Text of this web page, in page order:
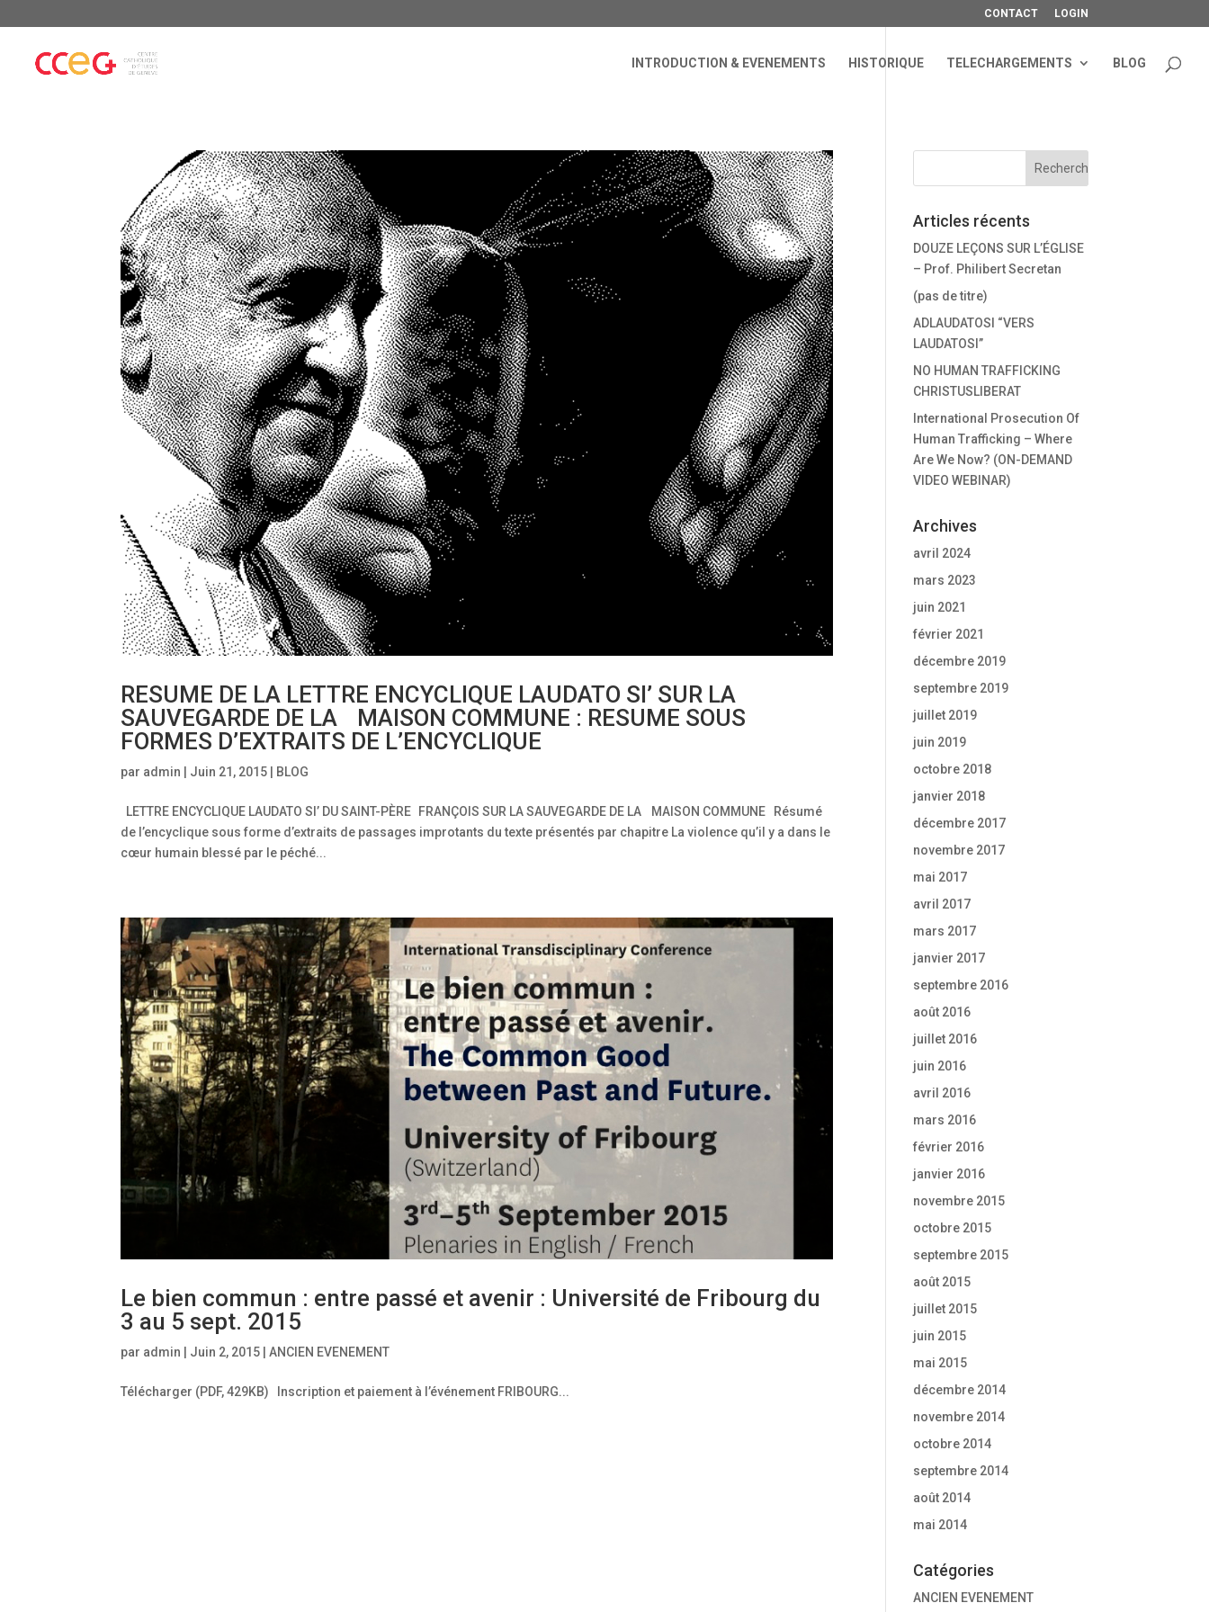
CONTACT LOGIN
INTRODUCTION & EVENEMENTS HISTORIQUE TELECHARGEMENTS BLOG
RESUME DE LA LETTRE ENCYCLIQUE LAUDATO SI’ SUR LA
SAUVEGARDE DE LA MAISON COMMUNE : RESUME SOUS
FORMES D’EXTRAITS DE L’ENCYCLIQUE
par admin Juin 21, 2015 BLOG
LETTRE ENCYCLIQUE LAUDATO SI’ DU SAINT-PÈRE FRANÇOIS SUR LA SAUVEGARDE DE LA MAISON COMMUNE Résumé
de l’encyclique sous forme d’extraits de passages improtants du texte présentés par chapitre La violence qu’il y a dans le
cœur humain blessé par le péché...
Le bien commun : entre passé et avenir : Université de Fribourg du
3 au 5 sept. 2015
par admin Juin 2, 2015 |ANCIEN EVENEMENT
Télécharger (PDF, 429KB) Inscription et paiement à l’événement FRIBOURG...
Articles récents
DOUZE LEÇONS SUR L’ÉGLISE
– Prof. Philibert Secretan
(pas de titre)
ADLAUDATOSI “VERS
LAUDATOSI”
NO HUMAN TRAFFICKING
CHRISTUSLIBERAT
International Prosecution Of
Human Trafficking – Where
Are We Now? (ON-DEMAND
VIDEO WEBINAR)
Archives
avril 2024
mars 2023
juin 2021
février 2021
décembre 2019
septembre 2019
juillet 2019
juin 2019
octobre 2018
janvier 2018
décembre 2017
novembre 2017
mai 2017
avril 2017
mars 2017
janvier 2017
septembre 2016
août 2016
juillet 2016
juin 2016
avril 2016
mars 2016
février 2016
janvier 2016
novembre 2015
octobre 2015
septembre 2015
août 2015
juillet 2015
juin 2015
mai 2015
décembre 2014
novembre 2014
octobre 2014
septembre 2014
août 2014
mai 2014
Catégories
ANCIEN EVENEMENT